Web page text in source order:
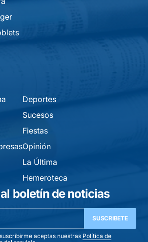
Deportes
Sucesos
Fiestas
Opinión
La Última
Hemeroteca
boletín de noticias
SUSCRIBETE
aceptas nuestras Política de